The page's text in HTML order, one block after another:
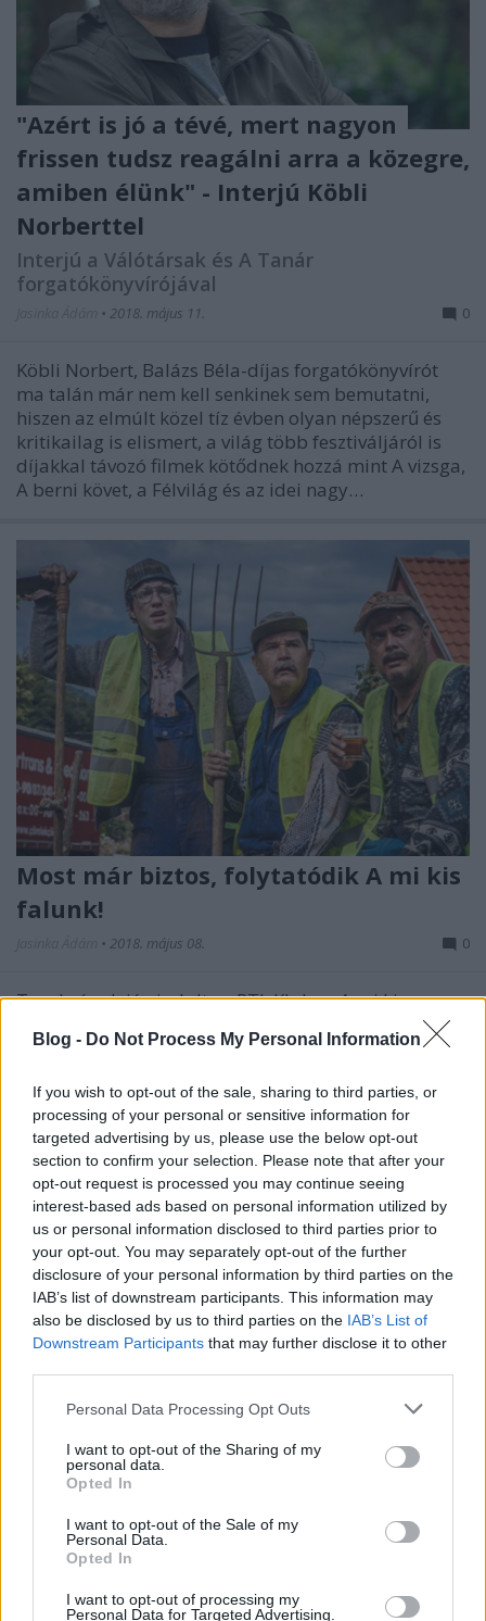
Blog - Do Not Process My Personal Information
If you wish to opt-out of the sale, sharing to third parties, or
processing of your personal or sensitive information for
targeted advertising by us, please use the below opt-out
section to confirm your selection. Please note that after your
opt-out request is processed you may continue seeing
interest-based ads based on personal information utilized by
us or personal information disclosed to third parties prior to
your opt-out. You may separately opt-out of the further
disclosure of your personal information by third parties on the
IAB’s list of downstream participants. This information may
also be disclosed by us to third parties on the IAB’s List of
Downstream Participants that may further disclose it to other
Please note that this website/app uses one or more Google
not limited to your visit or usage behaviour. You may click to
grant or deny consent to Google and its third-party tags to
use your data for below specified purposes in below Google
consent section.
Personal Data Processing Opt Outs
I want to opt-out of the Sharing of my
personal data.
Opted In
I want to opt-out of the Sale of my
Personal Data.
Opted In
I want to opt-out of processing my
Personal Data for Targeted Advertising.
"Azért is jó a tévé, mert nagyon
frissen tudsz reagálni arra a közegre,
amiben élünk" - Interjú Köbli
Norberttel
Interjú a Válótársak és A Tanár
forgatókönyvírójával
• 2018. május 11. 0
Köbli Norbert, Balázs Béla-díjas forgatókönyvírót
ma talán már nem kell senkinek sem bemutatni,
hiszen az elmúlt közel tíz évben olyan népszerű és
kritikailag is elismert, a világ több fesztiváljáról is
díjakkal távozó filmek kötődnek hozzá mint A vizsga,
A berni követ, a Félvilág és az idei nagy…
Most már biztos, folytatódik A mi kis
falunk!
• 2018. május 08. 0
Tavaly év elején indult az RTL Klubon A mi kis
falunk, amely egy csapásra az ország legnézettebb
tévésorozata lett. Sokak örömére idén februárban
csütörtök, hanem szombat esténként volt látható, és
a nézettsége felülmúlta a roppant sikeres első…
(videó)